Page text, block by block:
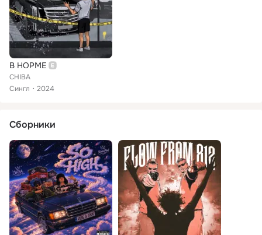
В НОРМЕ
CHIBA
Сингл
2024
Сборники